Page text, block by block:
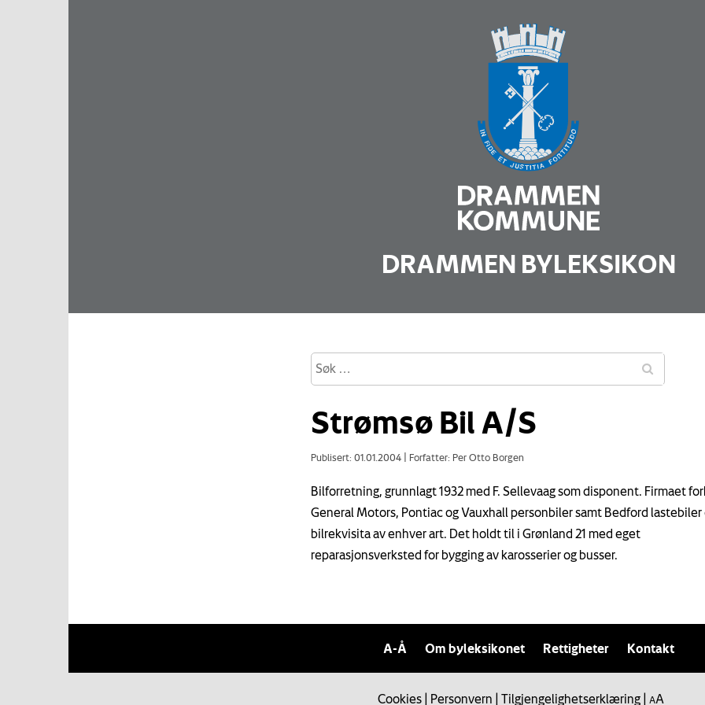
DRAMMEN BYLEKSIKON
Strømsø Bil A/S
Publisert: 01.01.2004 Forfatter: Per Otto Borgen
Bilforretning, grunnlagt 1932 med F. Sellevaag som disponent. Firmaet
General Motors, Pontiac og Vauxhall personbiler samt Bedford lastebiler
bilrekvisita av enhver art. Det holdt til i Grønland 21 med eget
reparasjonsverksted for bygging av karosserier og busser.
A-Å Om byleksikonet Rettigheter Kontakt
Cookies Personvern Tilgjengelighetserklæring AA